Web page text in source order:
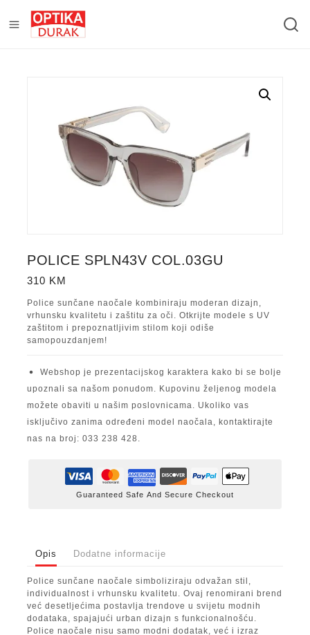
POLICE SPLN43V COL.03GU
310 KM
Police sunčane naočale kombiniraju moderan dizajn,
vrhunsku kvalitetu i zaštitu za oči. Otkrijte modele s UV
zaštitom i prepoznatljivim stilom koji odiše
samopouzdanjem!
Webshop je prezentacijskog karaktera kako bi se bolje
upoznali sa našom ponudom. Kupovinu željenog modela
možete obaviti u našim poslovnicama. Ukoliko vas
isključivo zanima određeni model naočala, kontaktirajte
nas na broj: 033 238 428.
Guaranteed Safe And Secure Checkout
Opis Dodatne informacije
Police sunčane naočale simboliziraju odvažan stil,
individualnost i vrhunsku kvalitetu. Ovaj renomirani brend
već desetljećima postavlja trendove u svijetu modnih
dodataka, spajajući urban dizajn s funkcionalnošću.
Police naočale nisu samo modni dodatak, već i izraz